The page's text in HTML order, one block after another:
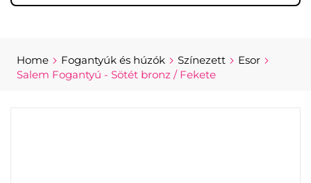
Home Fogantyúk és húzók Színezett
Esor
Salem Fogantyú - Sötét bronz / Fekete